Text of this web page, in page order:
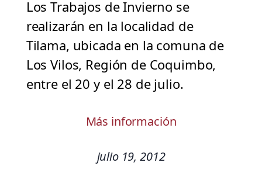
Los Trabajos de Invierno se
realizarán en la localidad de
Tilama, ubicada en la comuna de
Los Vilos, Región de Coquimbo,
entre el 20 y el 28 de julio.
Más información
julio 19, 2012